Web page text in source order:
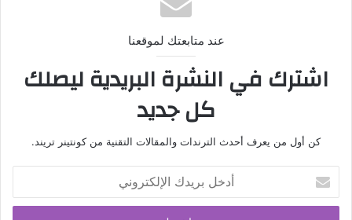
عند متابعتك لموقعنا
اشترك في النشرة البريدية ليصلك
كل جديد
كن أول من يعرف أحدث الترندات والمقالات التقنية من كونتينر تريند.
بريدك
الإلكتروني